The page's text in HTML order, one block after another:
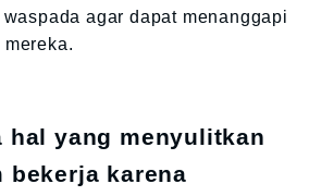
agar dapat menanggapi
hal yang menyulitkan
bekerja karena